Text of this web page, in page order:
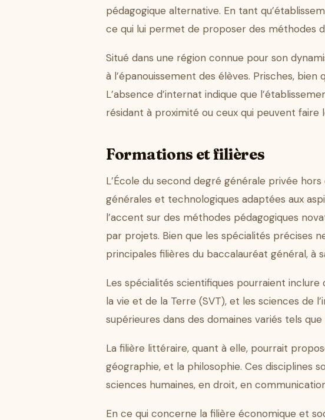
pédagogique alternative. En tant
ce qui lui permet de proposer des méthodes
Situé dans une région connue pour son
à l’épanouissement des élèves. Prisches,
L’absence d’internat indique que
résidant à proximité ou ceux qui peuvent
Formations et filières
L’École du second degré générale privée
générales et technologiques adaptées aux
l’accent sur des méthodes pédagogiques
par projets. Bien que les spécialités précises
principales filières du baccalauréat général, à
Les spécialités scientifiques pourraient
la vie et de la Terre (SVT), et les sciences de
supérieures dans des domaines variés tels
La filière littéraire, quant à elle, pourrait
géographie, et la philosophie. Ces disciplines
sciences humaines, en droit, en
En ce qui concerne la filière économique et